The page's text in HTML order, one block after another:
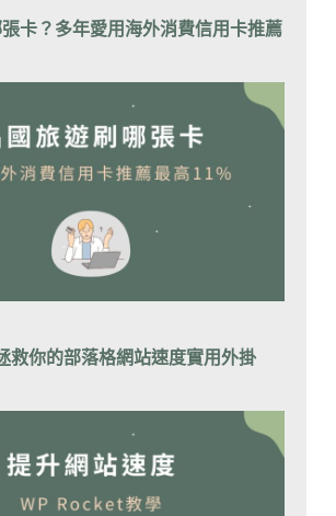
卡？ 多年愛用海外消費信用卡推薦
救你的部落格網站速度實用外掛